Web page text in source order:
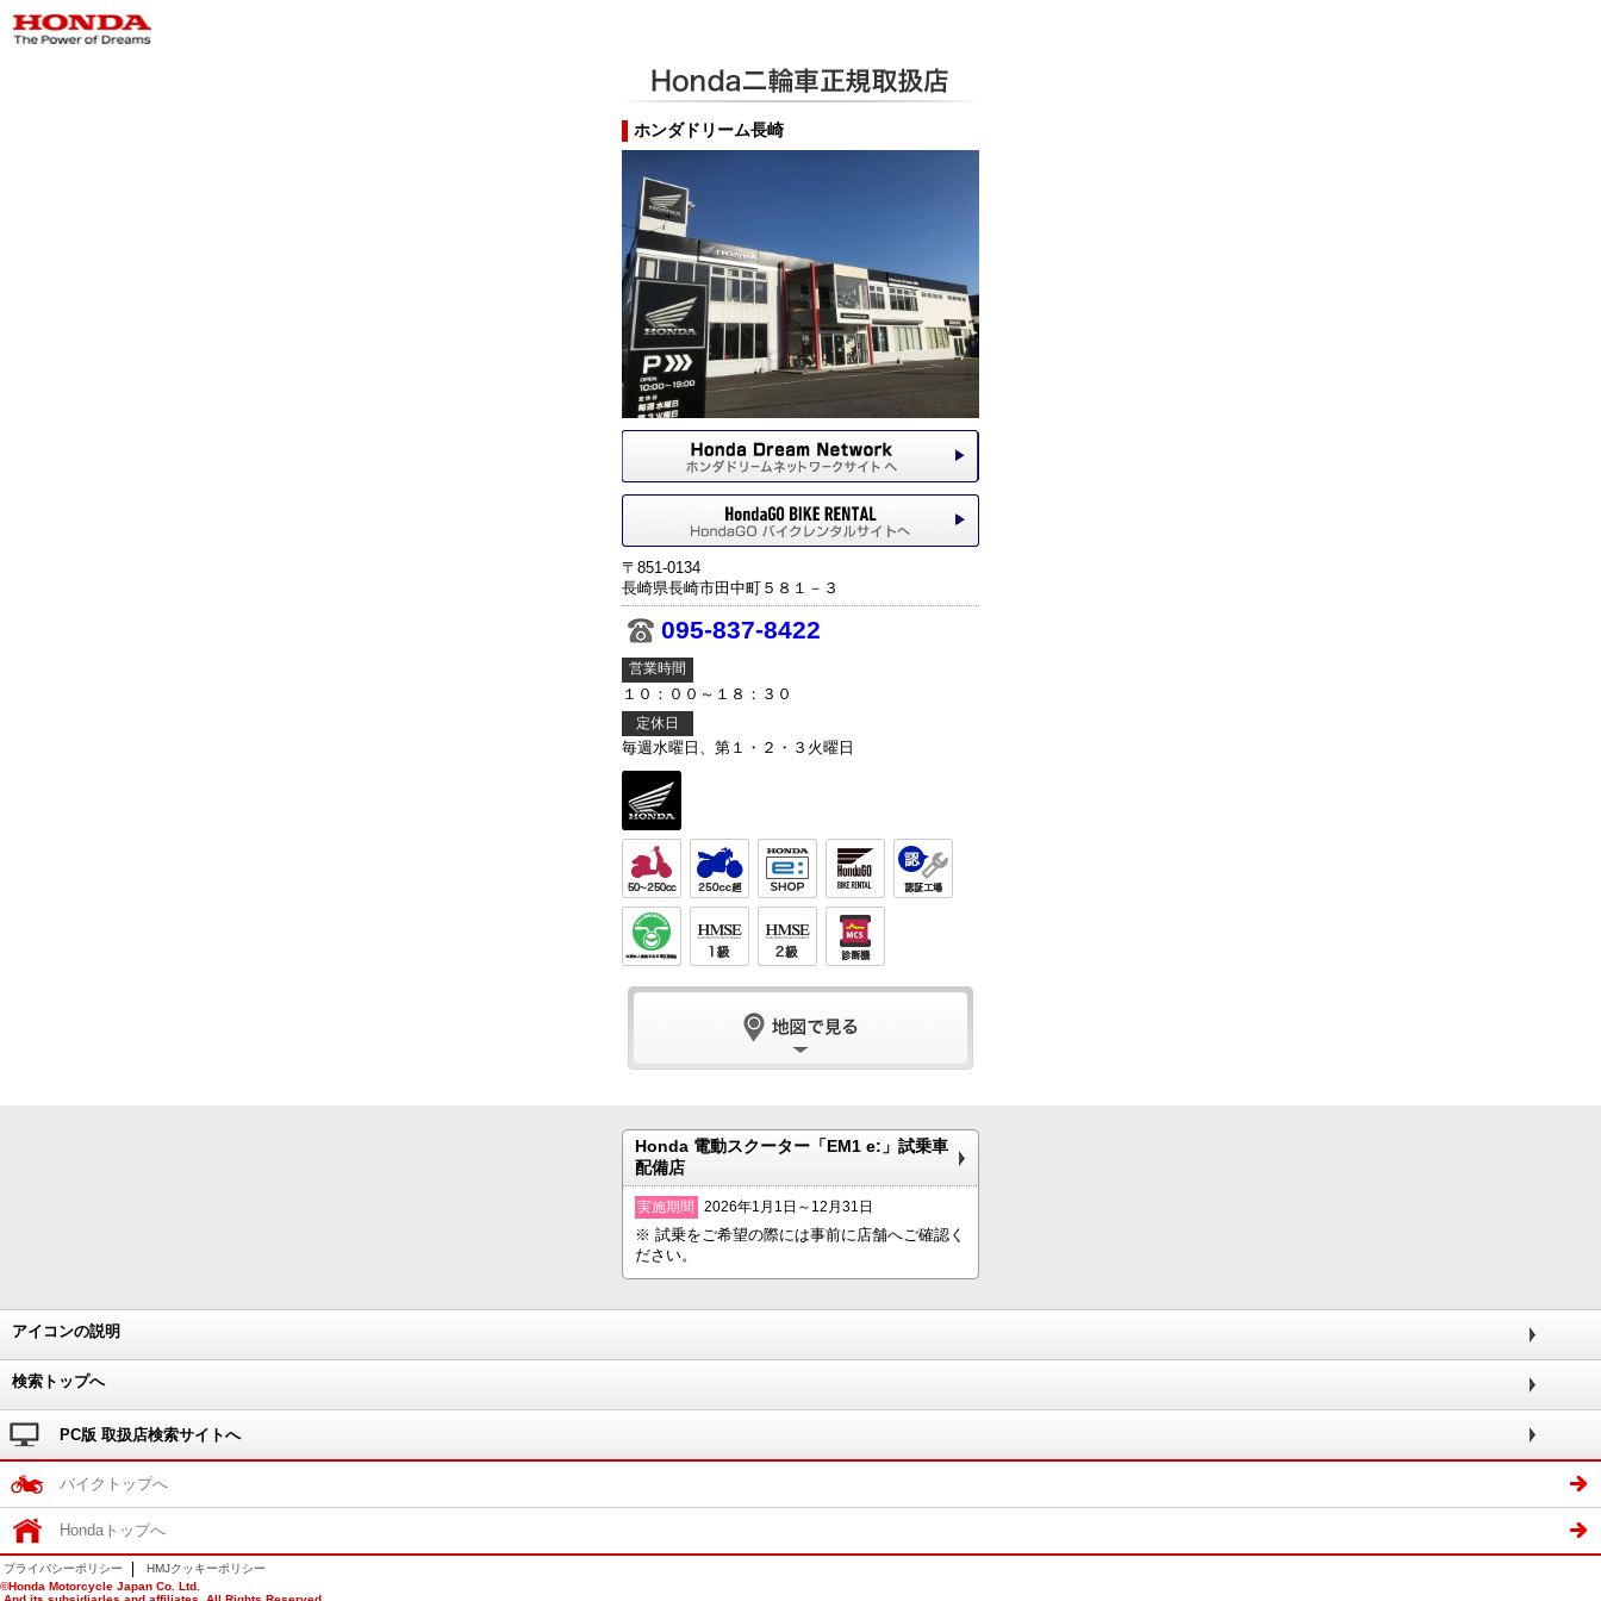
ホンダドリーム長崎
〒851-0134
長崎県長崎市田中町５８１－３
095-837-8422
営業時間
１０：００～１８：３０
定休日
毎週水曜日、第１・２・３火曜日
Honda 電動スクーター「EM1 e:」試乗車
配備店
実施期間 2026年1月1日～12月31日
※ 試乗をご希望の際には事前に店舗へご確認く
ださい。
アイコンの説明
検索トップへ
PC版 取扱店検索サイトへ
バイクトップへ
Hondaトップへ
プライバシーポリシー
HMJクッキーポリシー
©Honda Motorcycle Japan Co. Ltd.